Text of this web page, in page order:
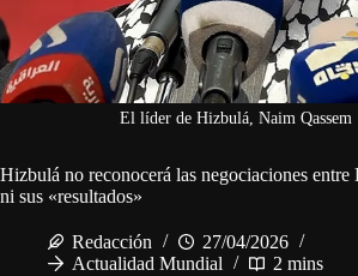
El líder de Hizbulá, Naim Qassem
Hizbulá no reconocerá las negociaciones entre
ni sus «resultados»
Redacción
27/04/2026
Actualidad Mundial
2 mins